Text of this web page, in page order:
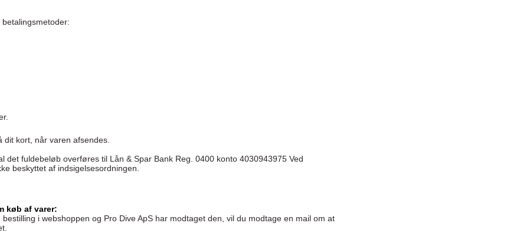
dit kort, når varen afsendes.
det fuldebeløb overføres til Lån & Spar Bank Reg. 0400 konto 4030943975 Ved
beskyttet af indsigelsesordningen.
køb af varer:
i webshoppen og Pro Dive ApS har modtaget den, vil du modtage en mail om at